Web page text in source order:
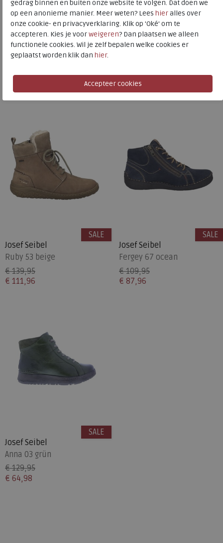
Naar alleveterboots
Naar alleJosef Seibel veterboots
Is dit iets voor u?
Josef Seibel
Ruby 53 beige
€ 139,95
€ 111,96
SALE
Josef Seibel
Fergey 67 ocean
€ 109,95
€ 87,96
SALE
Josef Seibel
Anna 03 grün
€ 129,95
€ 64,98
SALE
gedrag binnen en buiten onze website te volgen. Dat doen we
op een anonieme manier. Meer weten? Lees hieralles over
onze cookie- en privacyverklaring. Klik op 'Oké' om te
accepteren. Kies je voorweigeren? Dan plaatsen we alleen
functionele cookies. Wil je zelf bepalen welke cookies er
geplaatst worden klik dan hier.